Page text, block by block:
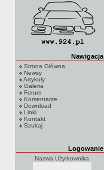
Nawigacja
Strona Główna
Newsy
Artykuły
Galeria
Forum
Komentarze
Download
Linki
Kontakt
Szukaj
Logowanie
Nazwa Użytkownika